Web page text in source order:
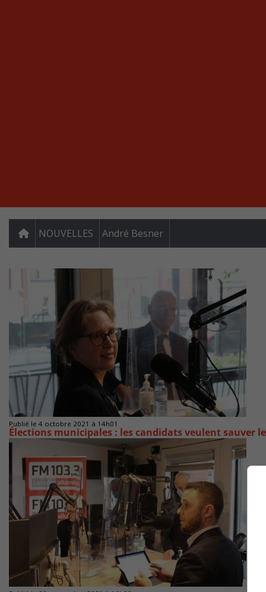
NOUVELLES André Besner
Publié le 4 octobre 2021 à 14h01
Élections municipales : les candidats veulent sauver